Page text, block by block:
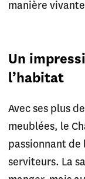
manière
Un
l’habitat
Avec ses plus
meublées, le
passionnant de
serviteurs. La